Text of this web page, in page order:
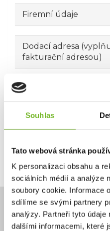
Souhlas
Tato webová stránka
K personalizaci obsahu a
sociálních médií a analýze
soubory cookie. Informace
sdílíme se svými partnery
analýzy. Partneři tyto údaje
dalšími informacemi, které
Firemní údaje
Dodací adresa
fakturační adresou)
Novinky emailem
Ano, chci dostávat